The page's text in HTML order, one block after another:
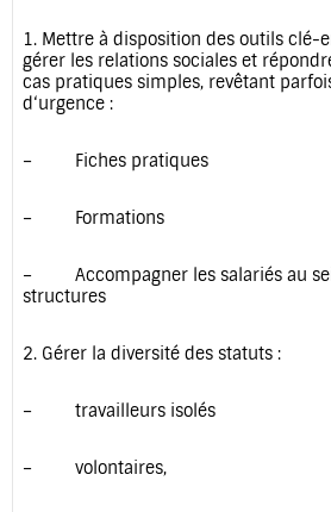
1. Mettre à disposition des outils
gérer les relations sociales et
cas pratiques simples, revêtant
d‘urgence :
– Fiches pratiques
– Formations
– Accompagner les salariés au
structures
2. Gérer la diversité des statuts :
– travailleurs isolés
– volontaires,